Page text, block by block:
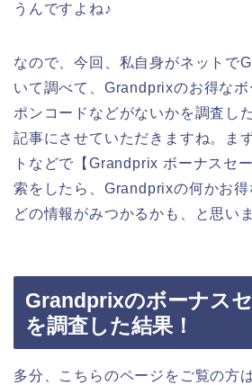
うんですよね♪
なので、今回、私自身がネットで
いて調べて、Grandprixのお得な
ポンコードなどがないかを調査し
記事にさせていただきますね。ま
トなどで【Grandprix ボーナスセ
索をしたら、Grandprixの何かお
どの情報がみつかるかも、と思い
Grandprixのボーナス
を調査した結果！
多分、こちらのページをご覧の方